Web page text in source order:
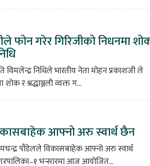
फोन गरेर गिरिजीको निधनमा
निधिले भारतीय नेता मोहन प्रकाशजी ले
र श्रद्धाञ्जली व्यक्त ग...
आफ्नो अरु स्वार्थ छैन
पौडेलले विकासबाहेक आफ्नो अरु स्वार्थ
भन्सारमा आज आयोजित...